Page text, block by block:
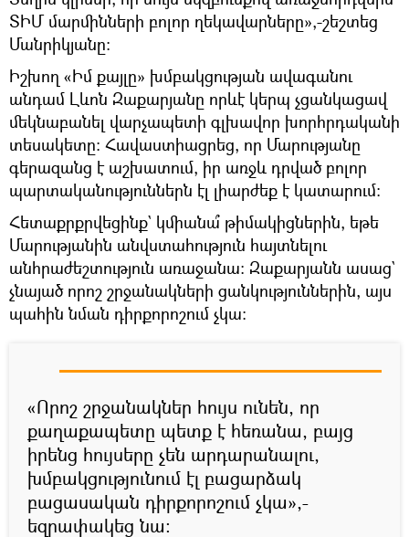
ՏԻՄ մարմինների բոլոր ղեկավարները»,-շեշտեց
Մանրիկյանը։
Իշխող «Իմ քայլը» խմբակցության ավագանու
անդամ Լևոն Զաքարյանը որևէ կերպ չցանկացավ
մեկնաբանել վարչապետի գլխավոր խորհրդականի
տեսակետը։ Հավաստիացրեց, որ Մարությանը
գերազանց է աշխատում, իր առջև դրված բոլոր
պարտականություններն էլ լիարժեք է կատարում։
Հետաքրքրվեցինք` կմիանա՞ թիմակիցներին, եթե
Մարությանին անվստահություն հայտնելու
անհրաժեշտություն առաջանա։ Զաքարյանն ասաց`
չնայած որոշ շրջանակների ցանկություններին, այս
պահին նման դիրքորոշում չկա։
«Որոշ շրջանակներ հույս ունեն, որ
քաղաքապետը պետք է հեռանա, բայց
իրենց հույսերը չեն արդարանալու,
խմբակցությունում էլ բացարձակ
բացասական դիրքորոշում չկա»,-
եզրափակեց նա։